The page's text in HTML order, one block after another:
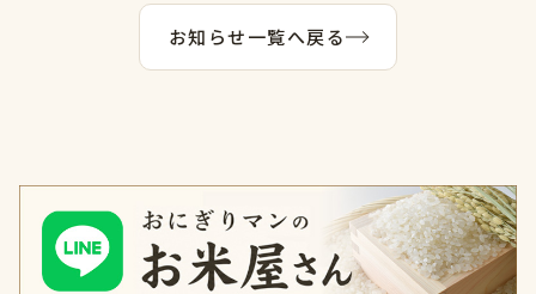
お知らせ一覧へ戻る